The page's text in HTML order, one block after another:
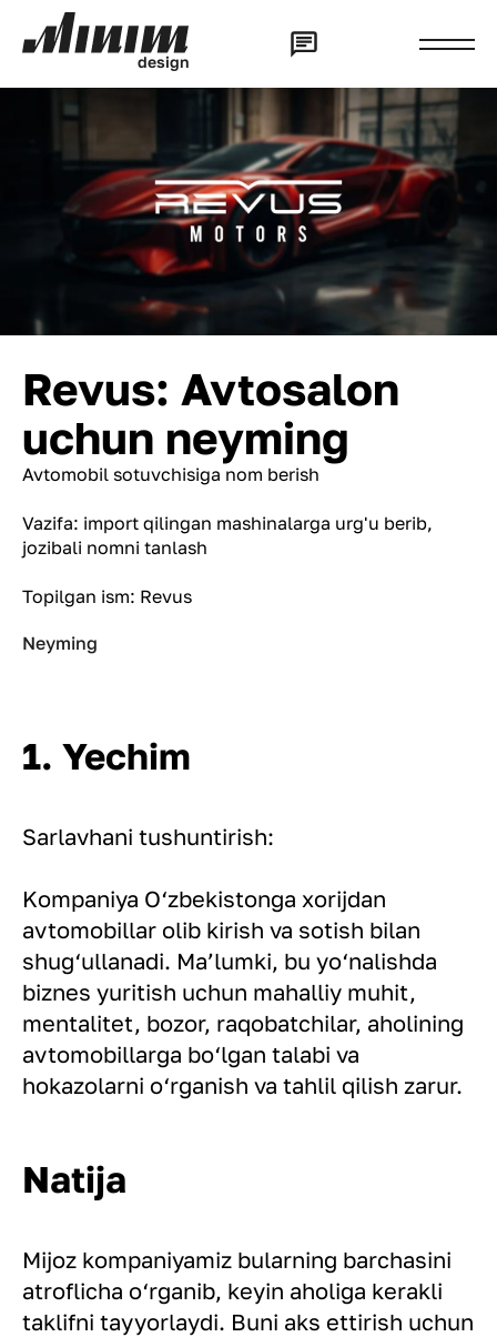
design
Revus: Avtosalon
uchun neyming
Avtomobil sotuvchisiga nom berish
Vazifa: import qilingan mashinalarga urg'u berib,
jozibali nomni tanlash
Topilgan ism: Revus
Neyming
1. Yechim
Sarlavhani tushuntirish:
Kompaniya O‘zbekistonga xorijdan
avtomobillar olib kirish va sotish bilan
shug‘ullanadi. Ma’lumki, bu yo‘nalishda
biznes yuritish uchun mahalliy muhit,
mentalitet, bozor, raqobatchilar, aholining
avtomobillarga bo‘lgan talabi va
hokazolarni o‘rganish va tahlil qilish zarur.
Natija
Mijoz kompaniyamiz bularning barchasini
atroflicha o‘rganib, keyin aholiga kerakli
taklifni tayyorlaydi. Buni aks ettirish uchun